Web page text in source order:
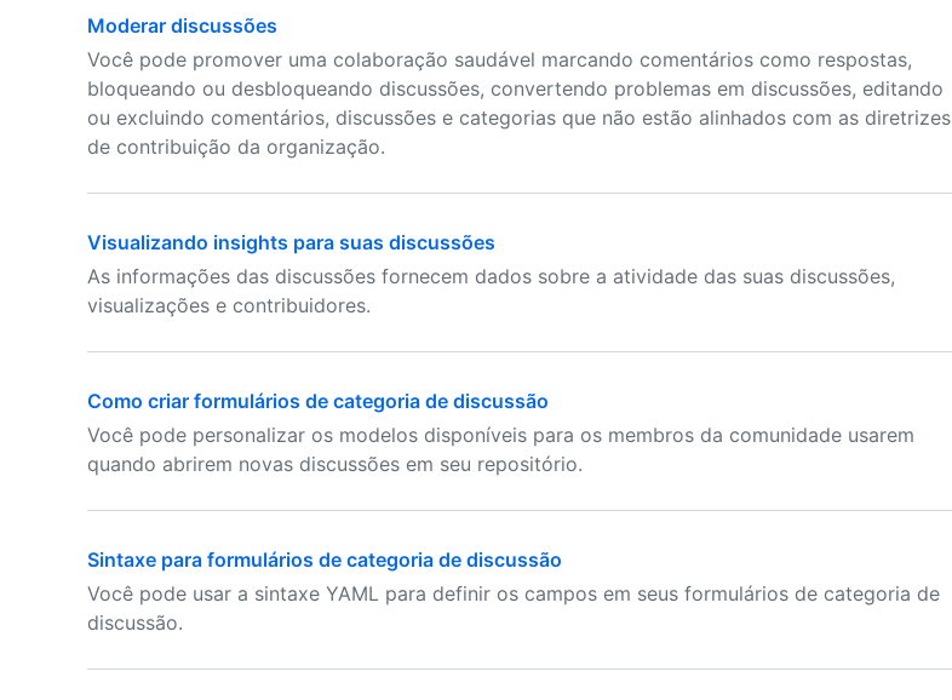
Moderar discussões
Você pode promover uma colaboração saudável marcando comentários como respostas,
bloqueando ou desbloqueando discussões, convertendo problemas em discussões, editando
ou excluindo comentários, discussões e categorias que não estão alinhados com as diretrizes
de contribuição da organização.
Visualizando insights para suas discussões
As informações das discussões fornecem dados sobre a atividade das suas discussões,
visualizações e contribuidores.
Como criar formulários de categoria de discussão
Você pode personalizar os modelos disponíveis para os membros da comunidade usarem
quando abrirem novas discussões em seu repositório.
Sintaxe para formulários de categoria de discussão
Você pode usar a sintaxe YAML para definir os campos em seus formulários de categoria de
discussão.